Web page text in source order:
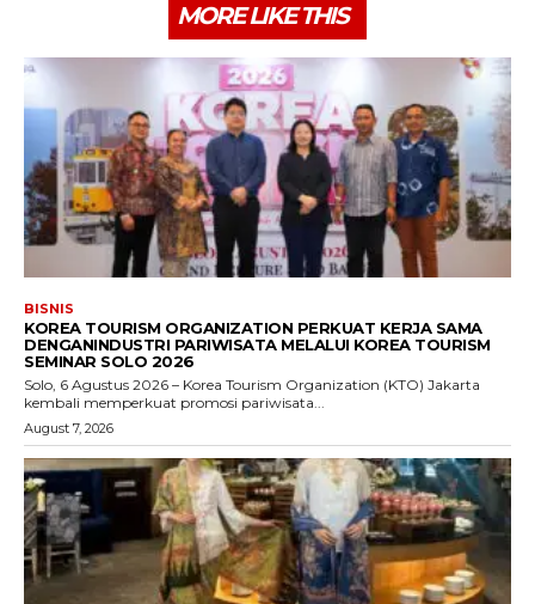
MORE LIKE THIS
BISNIS
KOREA TOURISM ORGANIZATION PERKUAT KERJA SAMA
DENGANINDUSTRI PARIWISATA MELALUI KOREA TOURISM
SEMINAR SOLO 2026
Solo, 6 Agustus 2026 – Korea Tourism Organization (KTO) Jakarta
kembali memperkuat promosi pariwisata...
August 7, 2026